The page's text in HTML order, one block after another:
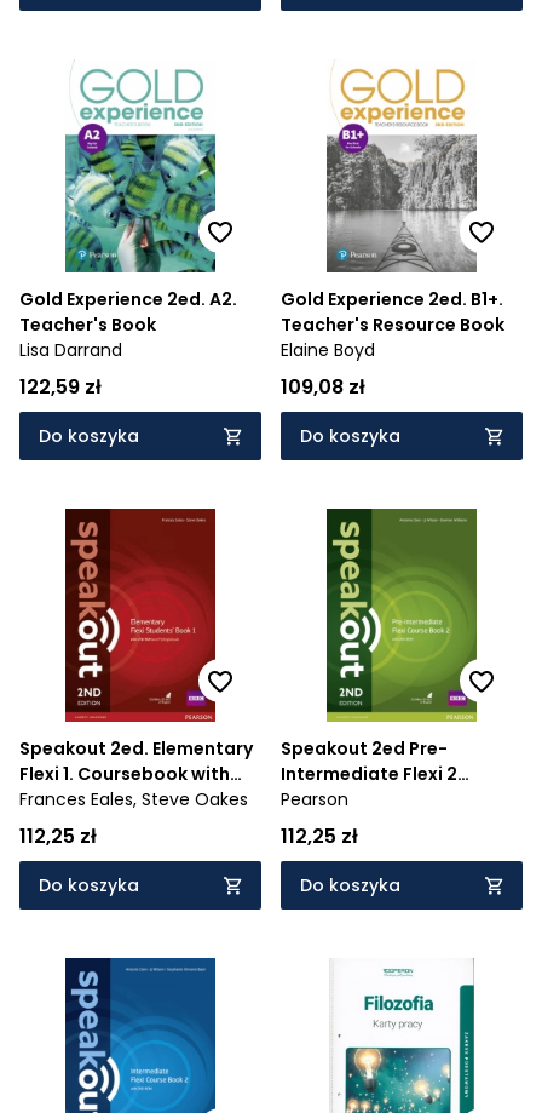
Gold Experience 2ed. A2.
Teacher's Book
Lisa Darrand
122,59 zł
Do koszyka
Gold Experience 2ed. B1+.
Teacher's Resource Book
Elaine Boyd
109,08 zł
Do koszyka
Speakout 2ed. Elementary
Flexi 1. Coursebook with
MyEnglishLab
Frances Eales, Steve Oakes
112,25 zł
Do koszyka
Speakout 2ed Pre-
Intermediate Flexi 2
Coursebook
Pearson
112,25 zł
Do koszyka